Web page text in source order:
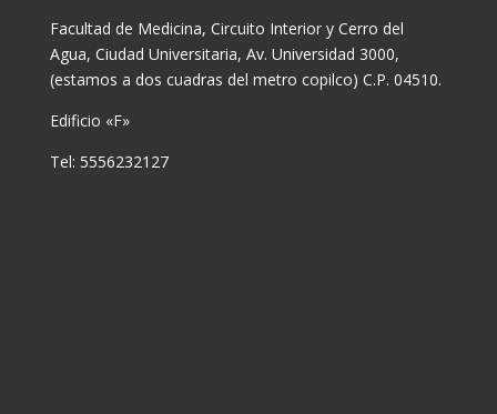
Facultad de Medicina, Circuito Interior y Cerro del
Agua, Ciudad Universitaria, Av. Universidad 3000,
(estamos a dos cuadras del metro copilco) C.P. 04510.
Edificio «F»
Tel: 5556232127